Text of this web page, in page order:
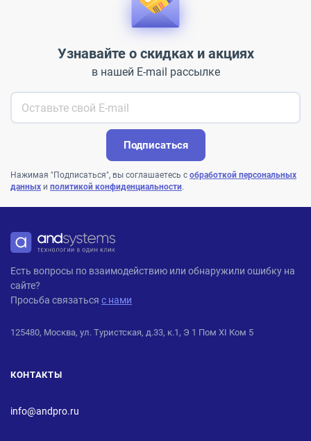
Узнавайте о скидках и акциях
в нашей E-mail рассылке
Подписаться
Нажимая "Подписаться", вы соглашаетесь с обработкой персональных
данных и политикой конфиденциальности.
ANDPRO
Есть вопросы по взаимодействию или обнаружили ошибку на
сайте?
Просьба связаться с нами
125480, Москва, ул. Туристская, д.33, к.1, Э 1 Пом XI Ком 5
КОНТАКТЫ
info@andpro.ru